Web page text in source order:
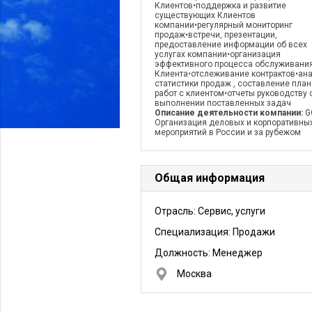
Клиентов•поддержка и развитие
существующих Клиентов
компании•регулярный мониторинг
продаж•встречи, презентации,
предоставление информации об всех
услугах компании•организация
эффективного процесса
Клиента•отслеживание
статистики продаж , составление
работ с клиентом•отчеты руководству
выполнении поставленных задач
Описание деятельности компании:
Организация деловых и
мероприятий в России и за рубежом
Общая информация
Отрасль: Сервис, услуги
Специализация: Продажи
Должность: Менеджер
Москва